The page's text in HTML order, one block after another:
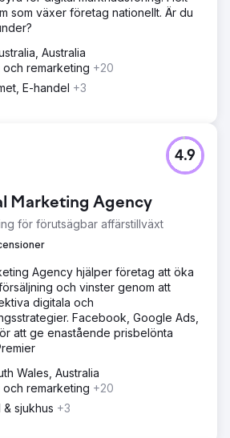
och beskrivningar i deras
GA4 för bättre
(ROAS) ökade från
intäkter från betald sökning ökade
som växer företag nationellt. Är du
Australia
och remarketing +20
E-handel +3
Marketing Agency
för förutsägbar affärstillväxt
4.9
Agency hjälper företag att öka
och vinster genom att
digitala och
Facebook, Google Ads,
att ge enastående prisbelönta
Wales, Australia
och remarketing +20
sjukhus +3